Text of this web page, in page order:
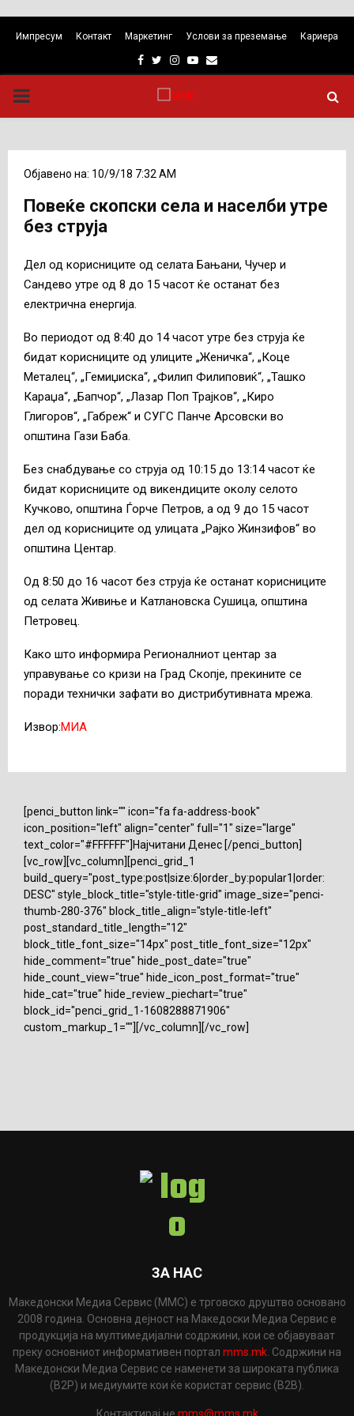
Импресум Контакт Маркетинг Услови за преземање Кариера
Facebook
TwitterInstagram
Youtube
Email
PRIMARY
Објавено на: 10/9/18 7:32 AM
Повеќе скопски села и населби утре
без струја
Дел од корисниците од селата Бањани, Чучер и
Сандево утре од 8 до 15 часот ќе останат без
електрична енергија.
Во периодот од 8:40 до 14 часот утре без струја ќе
бидат корисниците од улиците „Женичка“, „Коце
Металец“, „Гемиџиска“, „Филип Филиповиќ“, „Ташко
Караџа“, „Бапчор“, „Лазар Поп Трајков“, „Киро
Глигоров“, „Габреж“ и СУГС Панче Арсовски во
општина Гази Баба.
Без снабдување со струја од 10:15 до 13:14 часот ќе
бидат корисниците од викендиците околу селото
Кучково, општина Ѓорче Петров, а од 9 до 15 часот
дел од корисниците од улицата „Рајко Жинзифов“ во
општина Центар.
Од 8:50 до 16 часот без струја ќе останат корисниците
од селата Живиње и Катлановска Сушица, општина
Петровец.
Како што информира Регионалниот центар за
управување со кризи на Град Скопје, прекините се
поради технички зафати во дистрибутивната мрежа.
Извор:МИА
[penci_button link="" icon="fa fa-address-book"
icon_position="left" align="center" full="1" size="large"
text_color="#FFFFFF"]Најчитани Денес [/penci_button]
[vc_row][vc_column][penci_grid_1
build_query="post_type:post|size:6|order_by:popular1|order:
DESC" style_block_title="style-title-grid" image_size="penci-
thumb-280-376" block_title_align="style-title-left"
post_standard_title_length="12"
block_title_font_size="14px" post_title_font_size="12px"
hide_comment="true" hide_post_date="true"
hide_count_view="true" hide_icon_post_format="true"
hide_cat="true" hide_review_piechart="true"
block_id="penci_grid_1-1608288871906"
custom_markup_1=""][/vc_column][/vc_row]
ЗА НАС
Македонски Медиа Сервис (ММС) е трговско друштво основано
2008 година. Основна дејност на Македоски Медиа Сервис е
продукција на мултимедијални содржини, кои се објавуваат
преку основниот информативен портал mms.mk . Содржини на
Македонски Медиа Сервис се наменети за широката публика
(B2P) и медиумите кои ќе користат сервис (B2B).
Контактирај не mms@mms.mk